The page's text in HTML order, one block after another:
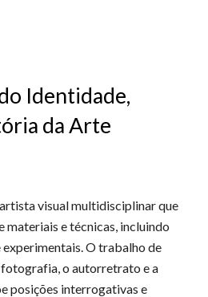
Identidade,
da Arte
visual multidisciplinar que
materiais e técnicas, incluindo
O trabalho de
o autorretrato e a
posições interrogativas e